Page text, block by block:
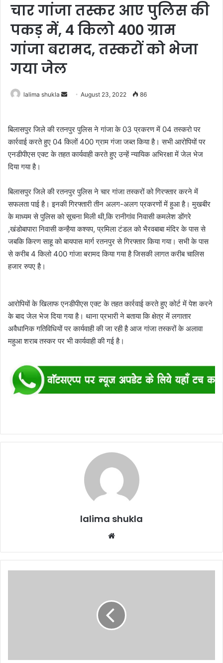
चार गांजा तस्कर आए पुलिस की
पकड़ में, 4 किलो 400 ग्राम
गांजा बरामद, तस्करों को भेजा
गया जेल
lalima shukla
Send August 23, 2022 86
बिलासपुर जिले की रतनपुर पुलिस ने गांजा के 03 प्रकरण में 04 तस्करो पर
कार्रवाई करते हुए 04 किलों 400 ग्राम गंजा जब्त किया है। सभी आरोपियों पर
एनडीपीएस एक्ट के तहत कार्यवाही करते हुए उन्हें न्यायिक अभिरक्षा में जेल भेज
दिया गया है।
बिलासपुर जिले की रतनपुर पुलिस ने चार गांजा तस्करों को गिरफ्तार करने में
सफलता पाई है। इनकी गिरफ्तारी तीन अलग-अलग प्रकरणों में हुआ है। मुखबीर
के माध्यम से पुलिस को सूचना मिली थी,कि रानीगांव निवासी कमलेश डोंगरे
,खंडोबापारा निवासी कन्हैया कश्यप, प्रमिला टंडल को भैरवबाबा मंदिर के पास से
जबकि किरण साहू को बायपास मार्ग रतनपुर से गिरफ्तार किया गया। सभी के पास
से करीब 4 किलो 400 गांजा बरामद किया गया है जिसकी लागत करीब चालिस
हजार रुपए है।
आरोपियों के खिलाफ एनडीपीएस एक्ट के तहत कार्रवाई करते हुए कोर्ट में पेश करने
के बाद जेल भेज दिया गया है। थाना प्रभारी ने बताया कि क्षेत्र में लगातार
अवैधानिक गतिविधियों पर कार्यवाही की जा रही है आज गांजा तस्करों के अलावा
महुआ शराब तस्कर पर भी कार्यवाही की गई है।
lalima shukla
बोले-